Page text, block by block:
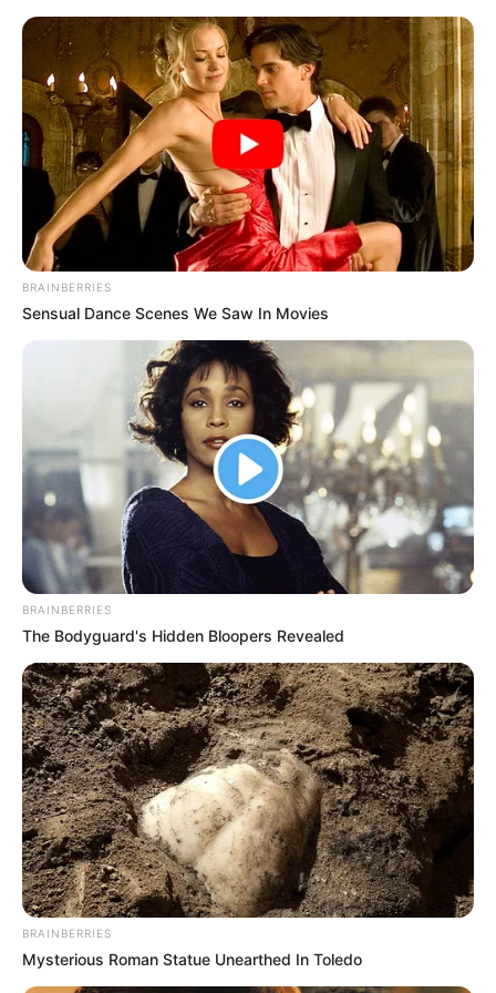
Ahrensburg im Internet sowie Anbieter von Flug-
und Pauschalreisen
Mietauto Klimaneutral
Ahrensburg:
Morgen ist Hohes Friedensfest (in Augsburg ein
Feiertag): Sonnabend, den 08.08.2026
Ahrensburg auf Wikipedia-
Tickets Reise- und
BRAINBERRIES
Sensual Dance Scenes We Saw In Movies
BRAINBERRIES
The Bodyguard's Hidden Bloopers Revealed
BRAINBERRIES
Mysterious Roman Statue Unearthed In Toledo